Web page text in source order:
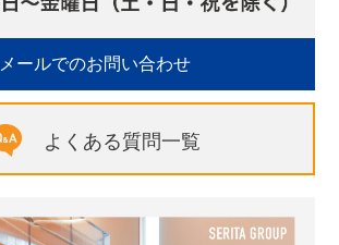
メールでのお問い合わせ
よくある質問一覧